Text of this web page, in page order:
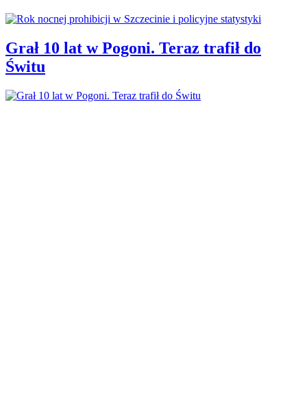
Grał 10 lat w Pogoni. Teraz trafił do
Świtu